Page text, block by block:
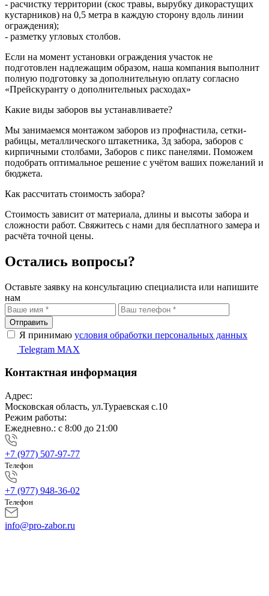
- расчистку территории (скос травы, вырубку дикорастущих
кустарников) на 0,5 метра в каждую сторону вдоль линии
ограждения);
- разметку угловых столбов.
Если на момент установки ограждения участок не
подготовлен надлежащим образом, наша компания выполнит
полную подготовку за дополнительную оплату согласно
«Прейскуранту о дополнительных расходах»
Какие виды заборов вы устанавливаете?
Мы занимаемся монтажом заборов из профнастила, сетки-
рабицы, металлического штакетника, 3д забора, заборов с
кирпичными столбами, Заборов с пикс панелями. Поможем
подобрать оптимальное решение с учётом ваших пожеланий и
бюджета.
Как рассчитать стоимость забора?
Стоимость зависит от материала, длины и высоты забора и
сложности работ. Свяжитесь с нами для бесплатного замера и
расчёта точной цены.
Остались вопросы?
Оставьте заявку на консультацию специалиста или напишите
нам
Отправить
Я принимаю условия обработки персональных данных
Telegram MAX
Контактная информация
Адрес:
Московская область, ул.Тураевская с.10
Режим работы:
Ежедневно.: с 8:00 до 21:00
+7 (977) 507-97-77
Телефон
+7 (977) 948-36-02
Телефон
info@pro-zabor.ru